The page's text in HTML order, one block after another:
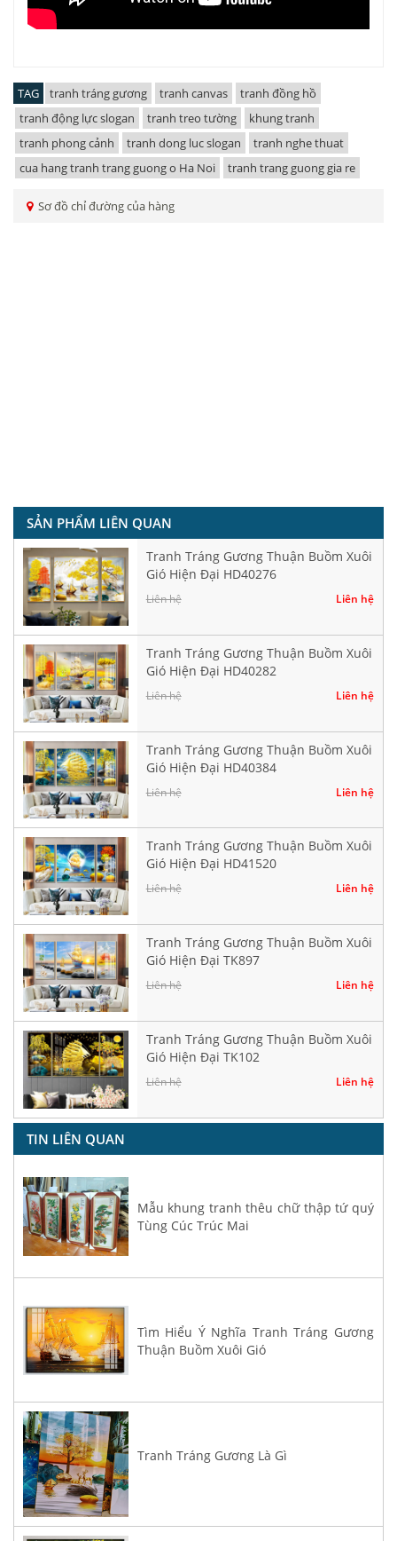
TAG tranh tráng gương tranh canvas
tranh đồng hồ
tranh động lực slogan
tranh treo tường
khung tranh
tranh phong cảnh
tranh dong luc slogan
tranh nghe thuat
cua hang tranh trang guong o Ha Noi
tranh trang guong gia re
Sơ đồ chỉ đường của hàng
SẢN PHẨM LIÊN QUAN
Tranh Tráng Gương Thuận Buồm Xuôi
Gió Hiện Đại HD40276
Liên hệ Liên hệ
Tranh Tráng Gương Thuận Buồm Xuôi
Gió Hiện Đại HD40282
Liên hệ Liên hệ
Tranh Tráng Gương Thuận Buồm Xuôi
Gió Hiện Đại HD40384
Liên hệ Liên hệ
Tranh Tráng Gương Thuận Buồm Xuôi
Gió Hiện Đại HD41520
Liên hệ Liên hệ
Tranh Tráng Gương Thuận Buồm Xuôi
Gió Hiện Đại TK897
Liên hệ Liên hệ
Tranh Tráng Gương Thuận Buồm Xuôi
Gió Hiện Đại TK102
Liên hệ Liên hệ
TIN LIÊN QUAN
Mẫu khung tranh thêu chữ thập tứ quý
Tùng Cúc Trúc Mai
Tìm Hiểu Ý Nghĩa Tranh Tráng Gương
Thuận Buồm Xuôi Gió
Tranh Tráng Gương Là Gì